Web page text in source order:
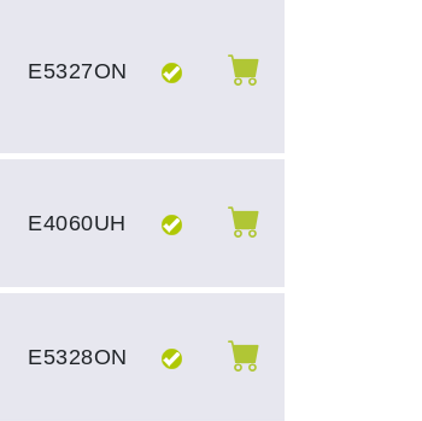
E5327ON
E4060UH
E5328ON